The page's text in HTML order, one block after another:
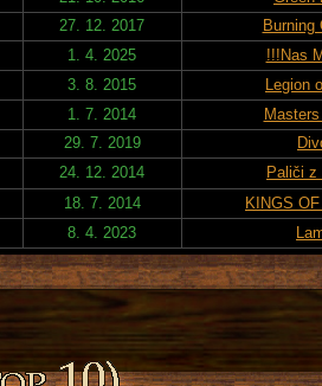
27. 12. 2017
Burning
1. 4. 2025
!!!Nas
3. 8. 2015
Legion
1. 7. 2014
29. 7. 2019
24. 12. 2014
Paliči z
18. 7. 2014
KINGS
8. 4. 2023